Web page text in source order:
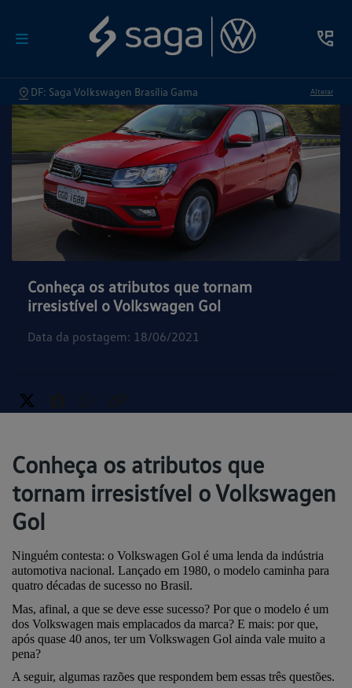
DF: Saga Volkswagen Brasília Gama Alterar
Conheça os atributos que tornam
irresistível o Volkswagen Gol
Data da postagem: 18/06/2021
Conheça os atributos que
tornam irresistível o Volkswagen
Gol
Ninguém contesta: o Volkswagen Gol é uma lenda da indústria
automotiva nacional. Lançado em 1980, o modelo caminha para
quatro décadas de sucesso no Brasil.
Mas, afinal, a que se deve esse sucesso? Por que o modelo é um
dos Volkswagen mais emplacados da marca? E mais: por que,
após quase 40 anos, ter um Volkswagen Gol ainda vale muito a
pena?
A seguir, algumas razões que respondem bem essas três questões.